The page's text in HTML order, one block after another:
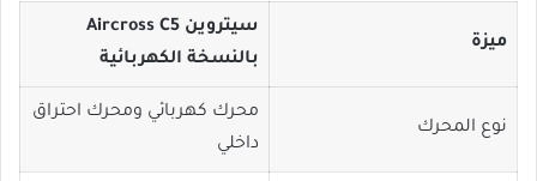
ميزة
سيتروين Aircross C5
بالنسخة الكهربائية
نوع المحرك
محرك كهربائي ومحرك احتراق
داخلي